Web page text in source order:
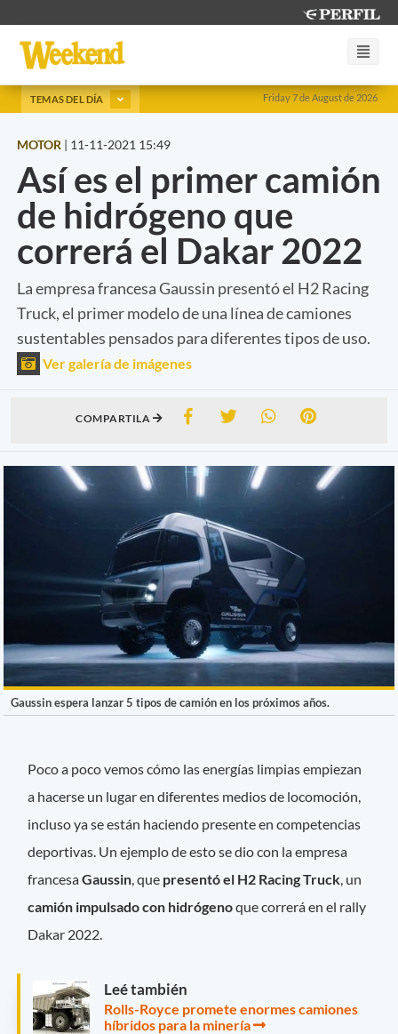
Friday 7 de August de 2026
TEMAS DEL DÍA
MOTOR | 11-11-2021 15:49
Así es el primer camión
de hidrógeno que
correrá el Dakar 2022
La empresa francesa Gaussin presentó el H2 Racing
Truck, el primer modelo de una línea de camiones
sustentables pensados para diferentes tipos de uso.
Ver galería de imágenes
COMPARTILA
Gaussin espera lanzar 5 tipos de camión en los próximos años.
Poco a poco vemos cómo las energías limpias empiezan
a hacerse un lugar en diferentes medios de locomoción,
incluso ya se están haciendo presente en competencias
deportivas. Un ejemplo de esto se dio con la empresa
francesaGaussin , que presentó el H2 Racing Truck , un
camión impulsado con hidrógenoque correrá en el rally
Dakar 2022.
Leé también
Rolls-Royce promete enormes camiones
híbridos para la minería